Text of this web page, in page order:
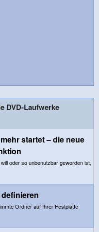
DVD-Laufwerke
startet – die neue
oder so unbenutzbar geworden ist,
Ordner auf Ihrer Festplatte